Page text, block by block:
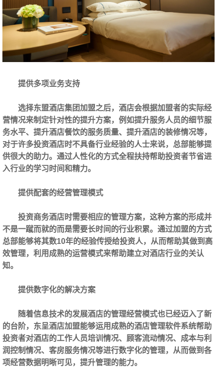
提供多项业务支持
选择东盟酒店集团加盟之后，酒店会根据加盟者的实际经
营情况来制定针对性的提升方案，例如提升服务人员的细节服
务水平、提升酒店餐饮的服务质量、提升酒店的装修情况等，
对于许多投资酒店时不具备行业经验的人士来说，总部能够提
供很大的助力。通过人性化的方式全程扶持帮助投资者节省进
入行业的学习时间和精力。
提供配套的经营管理模式
投资商务酒店时需要相应的管理方案，这种方案的形成并
不是一蹴而就的而是需要长时间的行业积累。通过加盟的方式
总部能够将其数10年的经验传授给投资人，从而帮助其做到高
效管理，利用成熟的运营模式来帮助建立对酒店行业的关认
知。
提供数字化的解决方案
随着信息技术的发展酒店的管理经营模式也已经迈入了新
的台阶，东呈酒店加盟能够运用成熟的酒店管理软件系统帮助
投资者对酒店的工作人员培训情况、顾客流动情况、成本与利
润控制情况、客房服务情况等进行数字化的管理，从而做到各
项经营数据明晰可见，提升管理的能力。